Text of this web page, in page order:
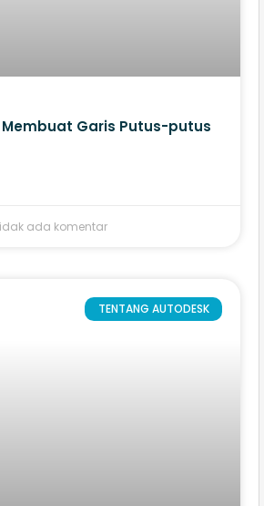
Garis Putus-putus
ada komentar
TENTANG AUTODESK